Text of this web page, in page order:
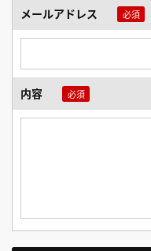
メールアドレス
内容